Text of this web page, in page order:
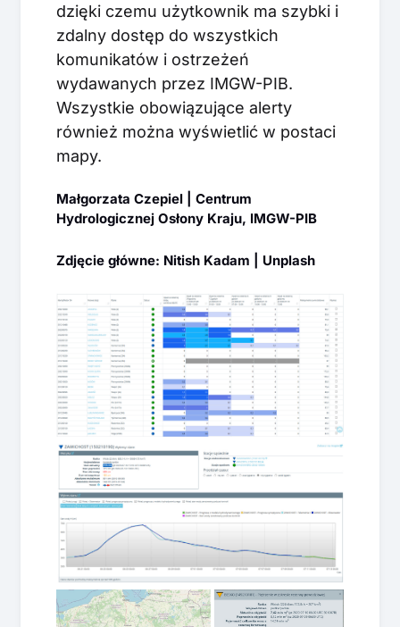
dzięki czemu użytkownik ma szybki i
zdalny dostęp do wszystkich
komunikatów i ostrzeżeń
wydawanych przez IMGW-PIB.
Wszystkie obowiązujące alerty
również można wyświetlić w postaci
mapy.
Małgorzata Czepiel | Centrum
Hydrologicznej Osłony Kraju, IMGW-PIB
Zdjęcie główne: Nitish Kadam | Unplash